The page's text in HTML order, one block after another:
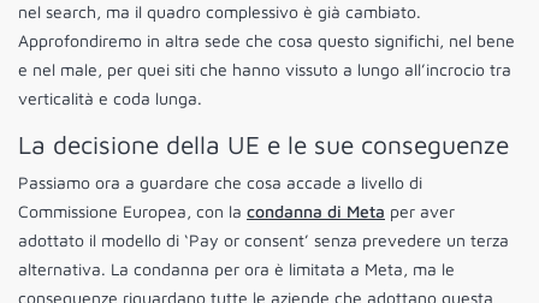
nel search, ma il quadro complessivo è già cambiato.
Approfondiremo in altra sede che cosa questo significhi, nel bene
e nel male, per quei siti che hanno vissuto a lungo all’incrocio tra
verticalità e coda lunga.
La decisione della UE e le sue conseguenze
Passiamo ora a guardare che cosa accade a livello di
Commissione Europea, con la condanna di Meta per aver
adottato il modello di ‘Pay or consent’ senza prevedere un terza
alternativa. La condanna per ora è limitata a Meta, ma le
conseguenze riguardano tutte le aziende che adottano questa